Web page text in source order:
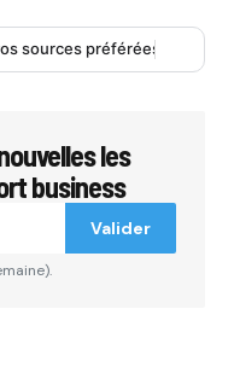
sources préférées
les
business
Valider